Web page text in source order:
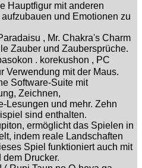
Hauptfigur mit anderen
und Emotionen zu
, Mr. Chakra's Charm
Zauber und Zaubersprüche.
. korekushon , PC
Verwendung mit der Maus.
Software-Suite mit
Zeichnen,
Lesungen und mehr. Zehn
sind enthalten.
ermöglicht das Spielen in
indem reale Landschaften
Spiel funktioniert auch mit
Drucker.